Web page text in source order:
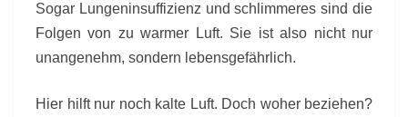
Sogar Lungeninsuffizienz und schlimmeres sind die
Folgen von zu warmer Luft. Sie ist also nicht nur
unangenehm, sondern lebensgefährlich.
Hier hilft nur noch kalte Luft. Doch woher beziehen?